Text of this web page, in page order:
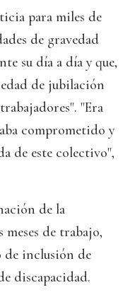
para miles de
de gravedad
su día a día y que,
de jubilación
"Era
comprometido y
de este colectivo",
de la
de trabajo,
inclusión de
discapacidad.